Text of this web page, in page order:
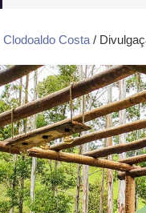
Clodoaldo Costa /